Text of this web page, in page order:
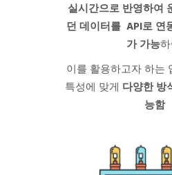
실시간으로 반영하여
던 데이터를 API로 연
가 가능
이를 활용하고자 하는
특성에 맞게 다양한 방
능함